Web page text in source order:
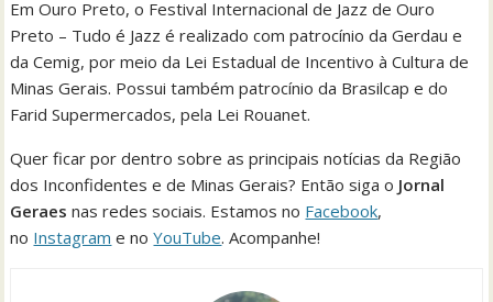
Em Ouro Preto, o Festival Internacional de Jazz de Ouro
Preto – Tudo é Jazz é realizado com patrocínio da Gerdau e
da Cemig, por meio da Lei Estadual de Incentivo à Cultura de
Minas Gerais. Possui também patrocínio da Brasilcap e do
Farid Supermercados, pela Lei Rouanet.
Quer ficar por dentro sobre as principais notícias da Região
dos Inconfidentes e de Minas Gerais? Então siga o Jornal
Geraesnas redes sociais. Estamos no Facebook,
no Instagram e noYouTube. Acompanhe!